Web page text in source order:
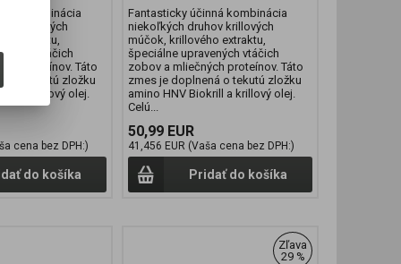
kombinácia
krillových
extraktu,
vtáčich
proteínov. Táto
o tekutú zložku
a krillový olej.
cena bez DPH:)
do košíka
Fantasticky účinná kombinácia
niekoľkých druhov krillových
múčok, krillového extraktu,
špeciálne upravených vtáčich
zobov a mliečných proteínov. Táto
zmes je doplnená o tekutú zložku
amino HNV Biokrill a krillový olej.
Celú...
50,99 EUR
41,456 EUR (Vaša cena bez DPH:)
Pridať do košíka
Zľava
29 %